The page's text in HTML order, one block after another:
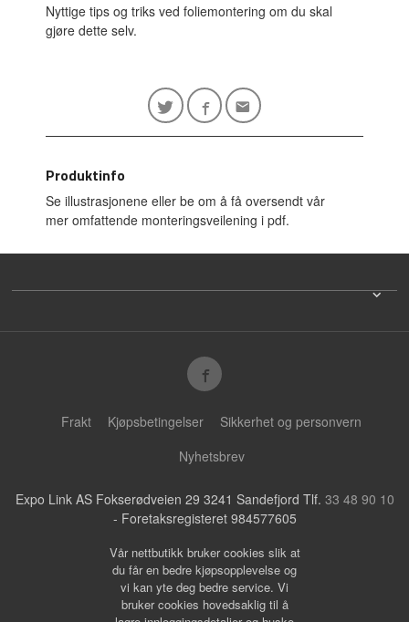
Nyttige tips og triks ved foliemontering om du skal
gjøre dette selv.
Produktinfo
Se illustrasjonene eller be om å få oversendt vår
mer omfattende monteringsveilening i pdf.
Frakt Kjøpsbetingelser
Sikkerhet og personvern
Nyhetsbrev
Expo Link AS Fokserødveien 29 3241 Sandefjord Tlf. 33 48 90 10
- Foretaksregisteret 984577605
Vår nettbutikk bruker cookies slik at
du får en bedre kjøpsopplevelse og
vi kan yte deg bedre service. Vi
bruker cookies hovedsaklig til å